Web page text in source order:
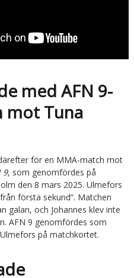
med AFN 9-
mot Tuna
för en MMA-match mot
9, som genomfördes på
den 8 mars 2025. Ulmefors
första sekund”. Matchen
galan, och Johannes klev inte
AFN 9 genomfördes som
på matchkortet.